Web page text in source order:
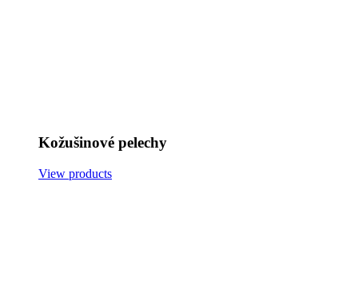
Kožušinové pelechy
View products